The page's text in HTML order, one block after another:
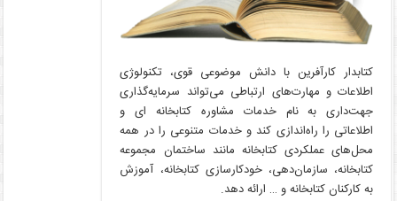
کتابدار کارآفرین با دانش موضوعی قوی، تکنولوژی
اطلاعات و مهارت‌های ارتباطی می‌تواند سرمایه‌گذاری
جهت‌داری به نام خدمات مشاوره کتابخانه ای و
اطلاعاتی را راه‌اندازی کند و خدمات متنوعی را در همه
محل‌های عملکردی کتابخانه مانند ساختمان مجموعه
کتابخانه، سازمان‌دهی، خودکارسازی کتابخانه، آموزش
به کارکنان کتابخانه و … ارائه دهد.